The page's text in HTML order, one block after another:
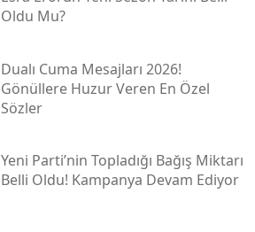
Oldu Mu?
Dualı Cuma Mesajları 2026!
Gönüllere Huzur Veren En Özel
Sözler
Yeni̇ Parti’nin Topladığı Bağış Miktarı
Belli Oldu! Kampanya Devam Ediyor